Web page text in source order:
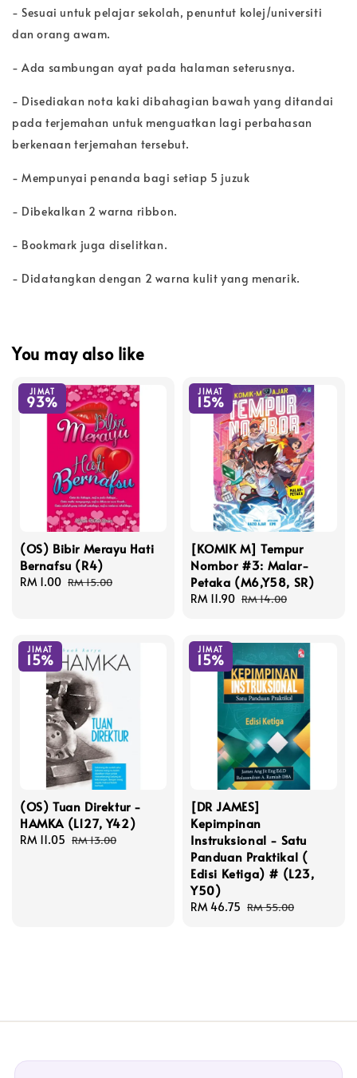
- Sesuai untuk pelajar sekolah, penuntut kolej/universiti
dan orang awam.
- Ada sambungan ayat pada halaman seterusnya.
- Disediakan nota kaki dibahagian bawah yang ditandai
pada terjemahan untuk menguatkan lagi perbahasan
berkenaan terjemahan tersebut.
- Mempunyai penanda bagi setiap 5 juzuk
- Dibekalkan 2 warna ribbon.
- Bookmark juga diselitkan.
- Didatangkan dengan 2 warna kulit yang menarik.
You may also like
JIMAT
93%
(OS) Bibir Merayu Hati
Bernafsu (R4)
Sale
RM 1.00 Regular
RM 15.00
JIMAT
15%
[KOMIK M] Tempur
Nombor #3: Malar-
Petaka (M6,Y58, SR)
Sale
RM 11.90 Regular
RM 14.00
JIMAT
15%
(OS) Tuan Direktur -
HAMKA (L127, Y42)
Sale
RM 11.05 Regular
RM 13.00
JIMAT
15%
[DR JAMES]
Kepimpinan
Instruksional - Satu
Panduan Praktikal (
Edisi Ketiga) # (L23,
Y50)
Sale
RM 46.75 Regular
RM 55.00